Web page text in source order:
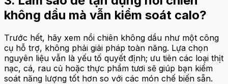
không dầu mà vẫn kiểm soát calo?
Trước hết, hãy xem nồi chiên không dầu như một công
cụ hỗ trợ, không phải giải pháp toàn năng. Lựa chọn
nguyên liệu vẫn là yếu tố quyết định; ưu tiên các loại thịt
nạc, cá, rau củ hoặc thực phẩm tươi sẽ giúp bạn kiểm
soát năng lượng tốt hơn so với các món chế biến sẵn.